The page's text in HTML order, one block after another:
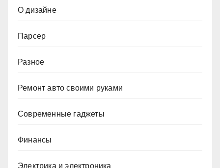
О дизайне
Парсер
Разное
Ремонт авто своими руками
Современные гаджеты
Финансы
Электрика и электроника